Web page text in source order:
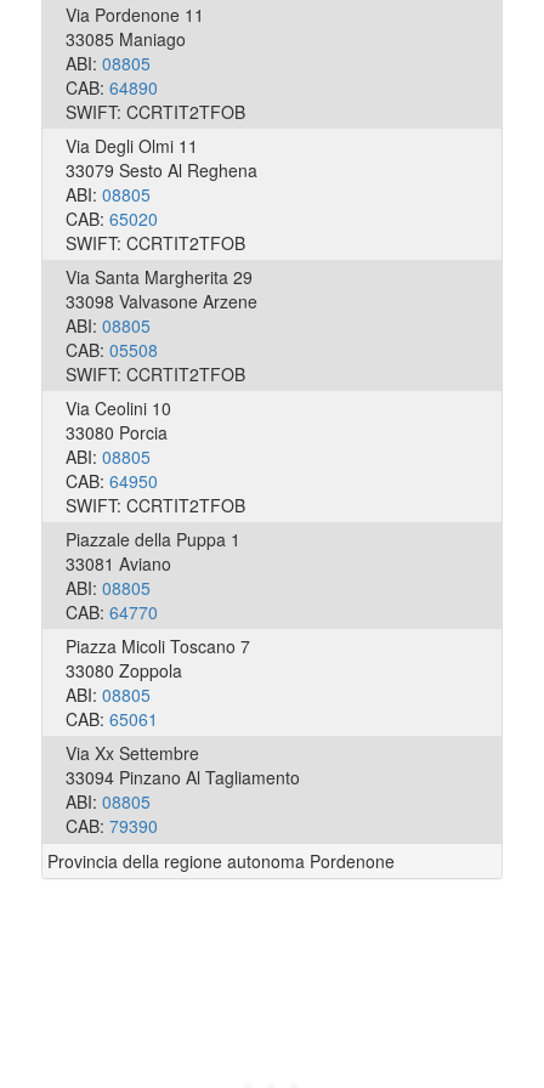
Via Pordenone 11
33085 Maniago
ABI: 08805
CAB: 64890
SWIFT: CCRTIT2TFOB
Via Degli Olmi 11
33079 Sesto Al Reghena
ABI: 08805
CAB: 65020
SWIFT: CCRTIT2TFOB
Via Santa Margherita 29
33098 Valvasone Arzene
ABI: 08805
CAB: 05508
SWIFT: CCRTIT2TFOB
Via Ceolini 10
33080 Porcia
ABI: 08805
CAB: 64950
SWIFT: CCRTIT2TFOB
Piazzale della Puppa 1
33081 Aviano
ABI: 08805
CAB: 64770
Piazza Micoli Toscano 7
33080 Zoppola
ABI: 08805
CAB: 65061
Via Xx Settembre
33094 Pinzano Al Tagliamento
ABI: 08805
CAB: 79390
Provincia della regione autonoma Pordenone